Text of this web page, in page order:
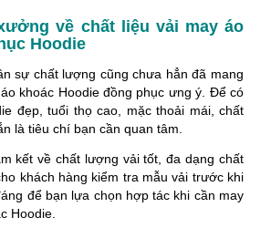
về chất liệu vải may áo
Hoodie
sự chất lượng cũng chưa hẳn đã mang
khoác Hoodie đồng phục ưng ý. Để có
đẹp, tuổi thọ cao, mặc thoải mái, chất
là tiêu chí bạn cần quan tâm.
kết về chất lượng vải tốt, đa dạng chất
khách hàng kiểm tra mẫu vải trước khi
để bạn lựa chọn hợp tác khi cần may
Hoodie.